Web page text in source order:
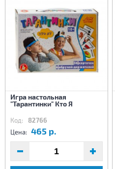
Игра настольная
"Тарантинки" Кто Я
Код: 82766
Цена: 465 р.